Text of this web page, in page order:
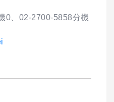
0、02-2700-5858分機